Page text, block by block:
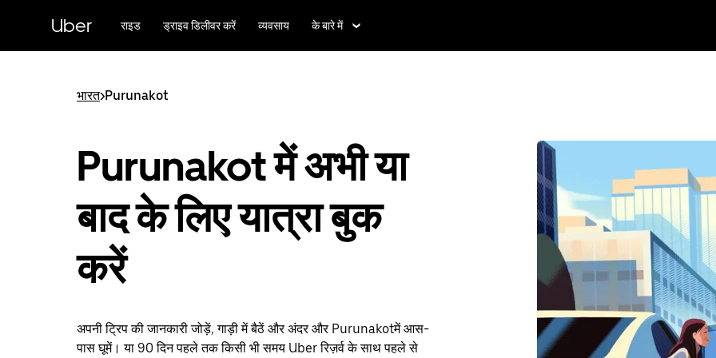
पर
Uber राइड ड्राइव डिलीवर करें व्यवसाय के बारे में
भारत>Purunakot
Purunakot में अभी या
बाद के लिए यात्रा बुक
करें
अपनी ट्रिप की जानकारी जोड़ें, गाड़ी में बैठें और अंदर और Purunakotमें आस-
पास घूमें। या 90 दिन पहले तक किसी भी समय Uber रिज़र्व के साथ पहले से